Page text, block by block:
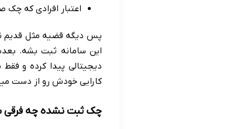
اعتبار افرادی که
پس دیگه قضیه مثل قدیم
این سامانه ثبت بشه.
دیجیتالی پیدا کرده و
کارایی خودش رو از دست
چک ثبت نشده چه فرقی